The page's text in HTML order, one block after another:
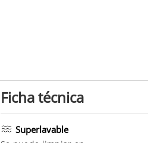
Ficha técnica
Superlavable